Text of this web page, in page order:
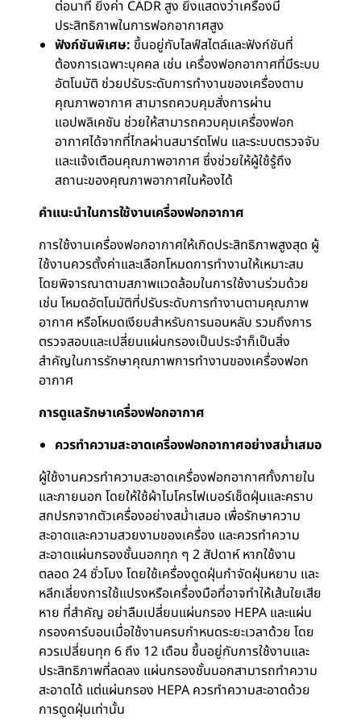
ต่อนาที ยิ่งค่า CADR สูง ยิ่งแสดงว่าเครื่องมี
ประสิทธิภาพในการฟอกอากาศสูง
ฟังก์ชันพิเศษ: ขึ้นอยู่กับไลฟ์สไตล์และฟังก์ชันที่
ต้องการเฉพาะบุคคล เช่น เครื่องฟอกอากาศที่มีระบบ
อัตโนมัติ ช่วยปรับระดับการทำงานของเครื่องตาม
คุณภาพอากาศ สามารถควบคุมสั่งการผ่าน
แอปพลิเคชัน ช่วยให้สามารถควบคุมเครื่องฟอก
อากาศได้จากที่ไกลผ่านสมาร์ตโฟน และระบบตรวจจับ
และแจ้งเตือนคุณภาพอากาศ ซึ่งช่วยให้ผู้ใช้รู้ถึง
สถานะของคุณภาพอากาศในห้องได้
คำแนะนำในการใช้งานเครื่องฟอกอากาศ
การใช้งานเครื่องฟอกอากาศให้เกิดประสิทธิภาพสูงสุด ผู้
ใช้งานควรตั้งค่าและเลือกโหมดการทำงานให้เหมาะสม
โดยพิจารณาตามสภาพแวดล้อมในการใช้งานร่วมด้วย
เช่น โหมดอัตโนมัติที่ปรับระดับการทำงานตามคุณภาพ
อากาศ หรือโหมดเงียบสำหรับการนอนหลับ รวมถึงการ
ตรวจสอบและเปลี่ยนแผ่นกรองเป็นประจำก็เป็นสิ่ง
สำคัญในการรักษาคุณภาพการทำงานของเครื่องฟอก
อากาศ
การดูแลรักษาเครื่องฟอกอากาศ
ควรทำความสะอาดเครื่องฟอกอากาศอย่างสม่ำเสมอ
ผู้ใช้งานควรทำความสะอาดเครื่องฟอกอากาศทั้งภายใน
และภายนอก โดยให้ใช้ผ้าไมโครไฟเบอร์เช็ดฝุ่นและคราบ
สกปรกจากตัวเครื่องอย่างสม่ำเสมอ เพื่อรักษาความ
สะอาดและความสวยงามของเครื่อง และควรทำความ
สะอาดแผ่นกรองชั้นนอกทุก ๆ 2 สัปดาห์ หากใช้งาน
ตลอด 24 ชั่วโมง โดยใช้เครื่องดูดฝุ่นกำจัดฝุ่นหยาบ และ
หลีกเลี่ยงการใช้แปรงหรือเครื่องมือที่อาจทำให้เส้นใยเสีย
หาย ที่สำคัญ อย่าลืมเปลี่ยนแผ่นกรอง HEPA และแผ่น
กรองคาร์บอนเมื่อใช้งานครบกำหนดระยะเวลาด้วย โดย
ควรเปลี่ยนทุก 6 ถึง 12 เดือน ขึ้นอยู่กับการใช้งานและ
ประสิทธิภาพที่ลดลง แผ่นกรองชั้นนอกสามารถทำความ
สะอาดได้ แต่แผ่นกรอง HEPA ควรทำความสะอาดด้วย
การดูดฝุ่นเท่านั้น